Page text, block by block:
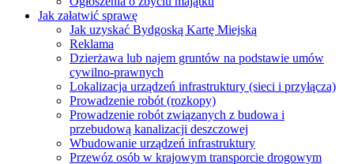
Jak załatwić sprawę
Jak uzyskać Bydgoską Kartę Miejską
Reklama
Dzierżawa lub najem gruntów na podstawie umów
cywilno-prawnych
Lokalizacja urządzeń infrastruktury (sieci i przyłącza)
Prowadzenie robót (rozkopy)
Prowadzenie robót związanych z budowa i
przebudową kanalizacji deszczowej
Wbudowanie urządzeń infrastruktury
Przewóz osób w krajowym transporcie drogowym